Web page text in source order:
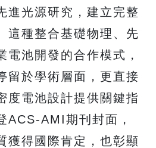
進光源研究，建立完整
這種整合基礎物理、先
電池開發的合作模式，
留於學術層面，更直接
度電池設計提供關鍵指
ACS-AMI期刊封面，
獲得國際肯定，也彰顯